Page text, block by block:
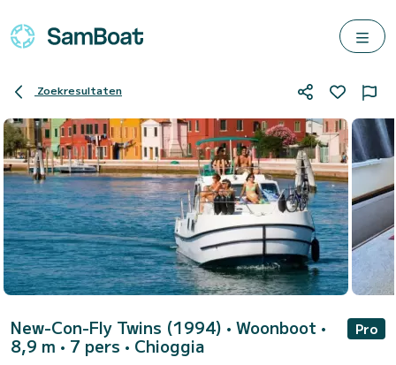
Zoekresultaten
New-Con-Fly Twins (1994) • Woonboot •
8,9 m • 7 pers • Chioggia
Pro